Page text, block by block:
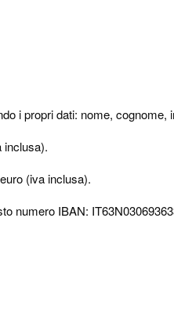
i propri dati: nome,
inclusa).
(iva inclusa).
numero IBAN: